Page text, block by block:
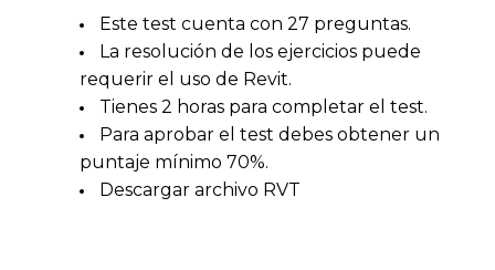
Este test cuenta con 27 preguntas.
La resolución de los ejercicios puede
requerir el uso de Revit.
Tienes 2 horas para completar el test.
Para aprobar el test debes obtener un
puntaje mínimo 70%.
Descargar archivo RVT